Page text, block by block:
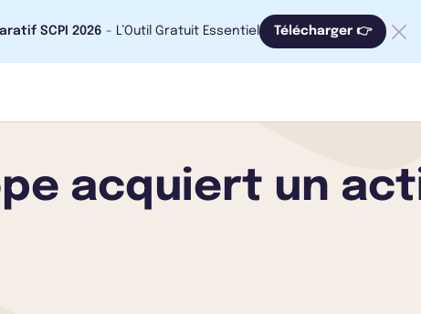
SCPI 2026 - L’Outil Gratuit Essentiel Télécharger 👉
acquiert un